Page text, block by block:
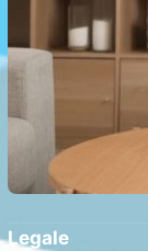
Legale